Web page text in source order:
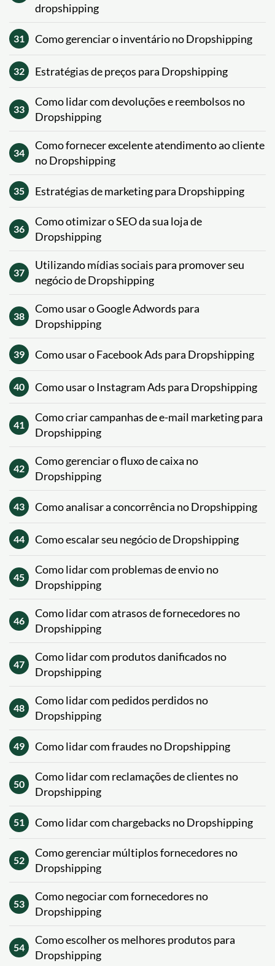
dropshipping
31 Como gerenciar o inventário no Dropshipping
32 Estratégias de preços para Dropshipping
33
Como lidar com devoluções e reembolsos no
Dropshipping
34
Como fornecer excelente atendimento ao cliente
no Dropshipping
35 Estratégias de marketing para Dropshipping
36
Como otimizar o SEO da sua loja de
Dropshipping
37
Utilizando mídias sociais para promover seu
negócio de Dropshipping
38
Como usar o Google Adwords para
Dropshipping
39 Como usar o Facebook Ads para Dropshipping
40 Como usar o Instagram Ads para Dropshipping
41
Como criar campanhas de e-mail marketing para
Dropshipping
42
Como gerenciar o fluxo de caixa no
Dropshipping
43 Como analisar a concorrência no Dropshipping
44 Como escalar seu negócio de Dropshipping
45
Como lidar com problemas de envio no
Dropshipping
46
Como lidar com atrasos de fornecedores no
Dropshipping
47
Como lidar com produtos danificados no
Dropshipping
48
Como lidar com pedidos perdidos no
Dropshipping
49 Como lidar com fraudes no Dropshipping
50
Como lidar com reclamações de clientes no
Dropshipping
51 Como lidar com chargebacks no Dropshipping
52
Como gerenciar múltiplos fornecedores no
Dropshipping
53
Como negociar com fornecedores no
Dropshipping
54
Como escolher os melhores produtos para
Dropshipping